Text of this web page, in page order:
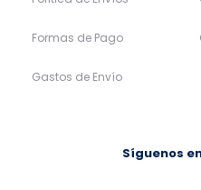
Formas de Pago
Gastos de Envío
Síguenos